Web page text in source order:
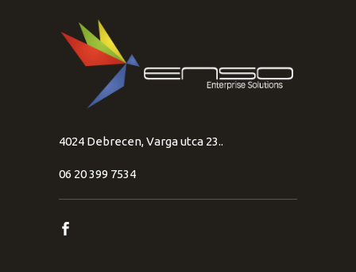
4024 Debrecen, Varga utca 23..
06 20 399 7534